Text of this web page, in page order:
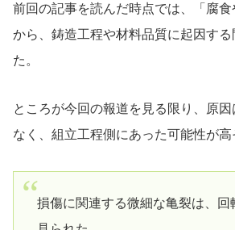
前回の記事を読んだ時点では、「腐
から、鋳造工程や材料品質に起因す
た。
ところが今回の報道を見る限り、原
なく、組立工程側にあった可能性が高
損傷に関連する微細な亀裂は、回